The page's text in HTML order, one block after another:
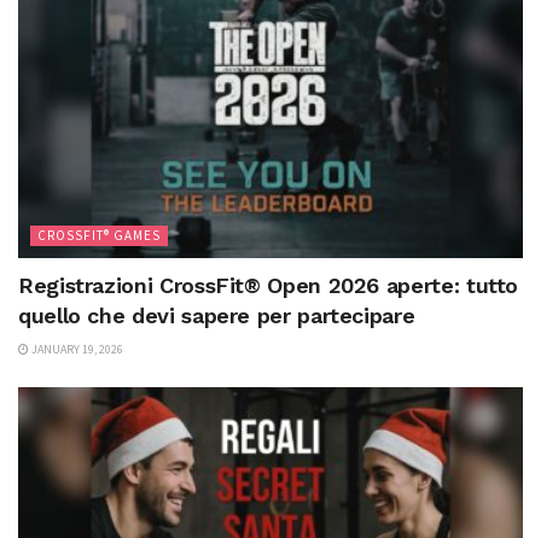
CROSSFIT® GAMES
Registrazioni CrossFit® Open 2026 aperte: tutto
quello che devi sapere per partecipare
JANUARY 19, 2026